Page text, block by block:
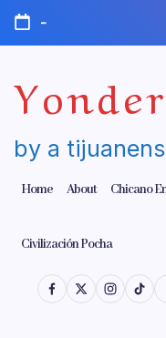
Skip
content
-
by a
Home About Chicano
Civilización Pocha